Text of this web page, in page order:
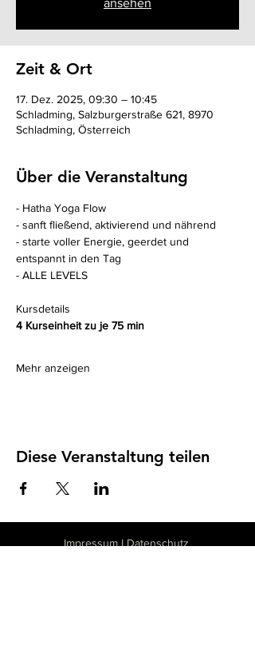
ansehen
Zeit & Ort
17. Dez. 2025, 09:30 – 10:45
Schladming, Salzburgerstraße 621, 8970
Schladming, Österreich
Über die Veranstaltung
- Hatha Yoga Flow
- sanft fließend, aktivierend und nährend
- starte voller Energie, geerdet und
entspannt in den Tag
- ALLE LEVELS
Kursdetails
4 Kurseinheit zu je 75 min
Mehr anzeigen
Diese Veranstaltung teilen
Impressum I Datenschutz